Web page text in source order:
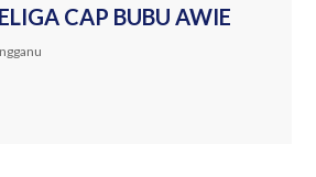
CAP BUBU AWIE